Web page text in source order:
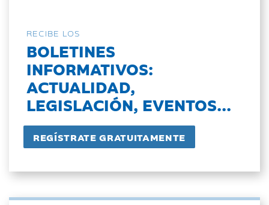
RECIBE LOS
BOLETINES
INFORMATIVOS:
ACTUALIDAD,
LEGISLACIÓN, EVENTOS...